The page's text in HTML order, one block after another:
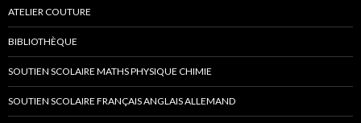
ATELIER COUTURE
BIBLIOTHÈQUE
SOUTIEN SCOLAIRE MATHS PHYSIQUE CHIMIE
SOUTIEN SCOLAIRE FRANÇAIS ANGLAIS ALLEMAND